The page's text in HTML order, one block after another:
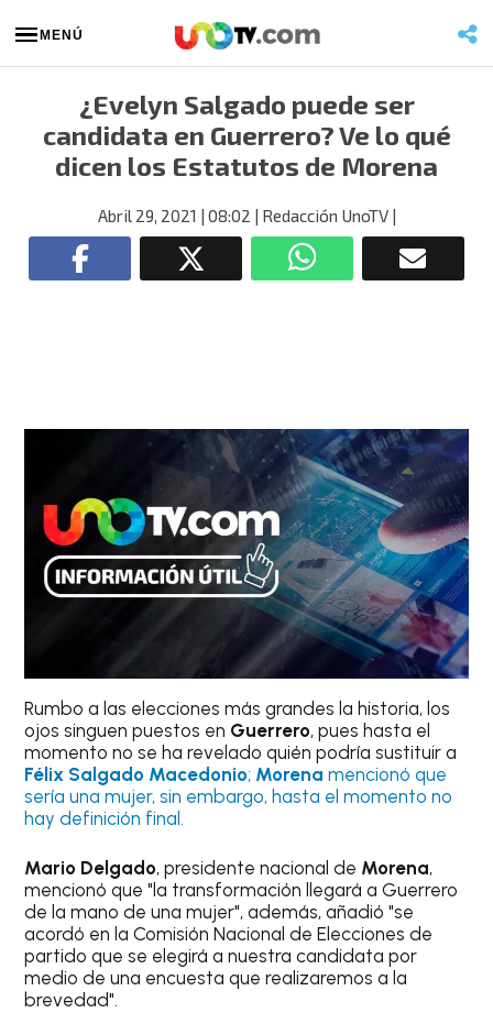
MENÚ
¿Evelyn Salgado puede ser
candidata en Guerrero? Ve lo qué
dicen los Estatutos de Morena
Abril 29, 2021 | 08:02 | Redacción UnoTV|
Rumbo a las elecciones más grandes la historia, los
ojos singuen puestos en Guerrero, pues hasta el
momento no se ha revelado quién podría sustituir a
Félix Salgado Macedonio; Morena mencionó que
sería una mujer, sin embargo, hasta el momento no
hay definición final.
Mario Delgado, presidente nacional de Morena,
mencionó que "la transformación llegará a Guerrero
de la mano de una mujer", además, añadió "se
acordó en la Comisión Nacional de Elecciones de
partido que se elegirá a nuestra candidata por
medio de una encuesta que realizaremos a la
brevedad".